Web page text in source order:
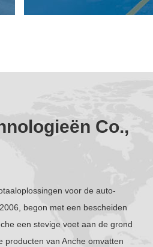
Co.,
voor de auto-
begon met een bescheiden
een stevige voet aan de grond
producten van Anche omvatten